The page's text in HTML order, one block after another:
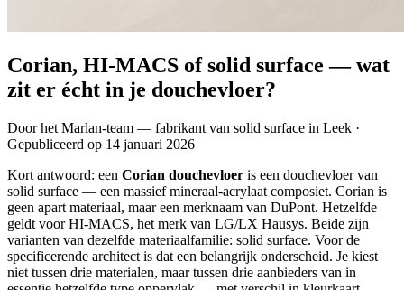
Corian, HI-MACS of solid surface — wat
zit er écht in je douchevloer?
Door het Marlan-team — fabrikant van solid surface in Leek ·
Gepubliceerd op 14 januari 2026
Kort antwoord: een Corian douchevloer is een douchevloer van
solid surface — een massief mineraal-acrylaat composiet. Corian is
geen apart materiaal, maar een merknaam van DuPont. Hetzelfde
geldt voor HI-MACS, het merk van LG/LX Hausys. Beide zijn
varianten van dezelfde materiaalfamilie: solid surface. Voor de
specificerende architect is dat een belangrijk onderscheid. Je kiest
niet tussen drie materialen, maar tussen drie aanbieders van in